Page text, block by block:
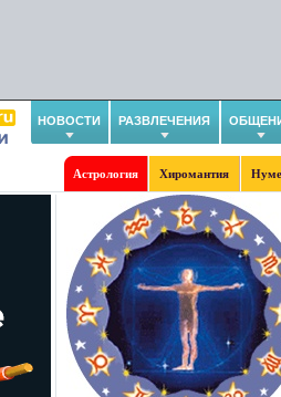
НОВОСТИ РАЗВЛЕЧЕНИЯ
Астрология Хиромантия